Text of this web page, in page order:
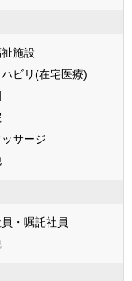
三重県
大阪府
徳島県
施設
ビリ(在宅医療)
サージ
・嘱託社員